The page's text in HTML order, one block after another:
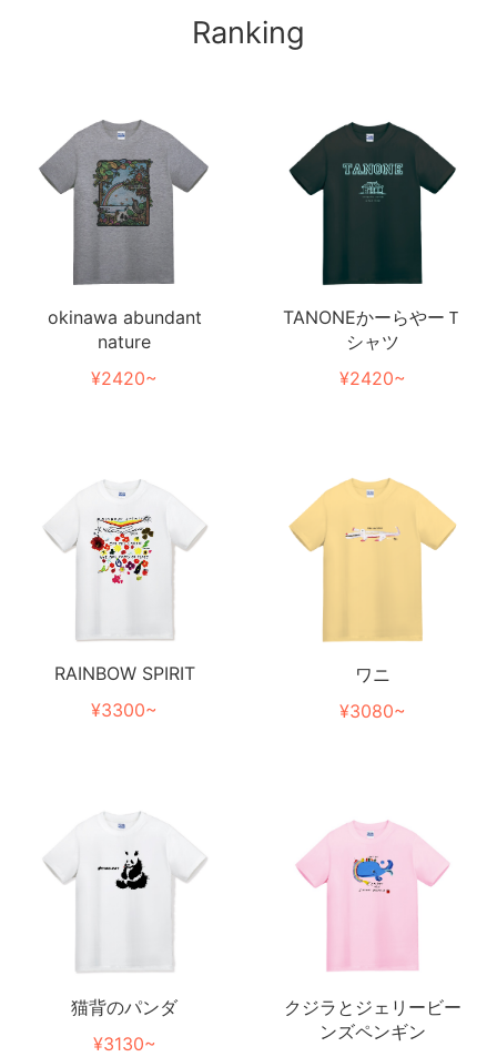
Ranking
okinawa abundant
nature
¥2420~
TANONEかーらやーＴ
シャツ
¥2420~
RAINBOW SPIRIT
¥3300~
ワニ
¥3080~
猫背のパンダ
¥3130~
クジラとジェリービー
ンズペンギン